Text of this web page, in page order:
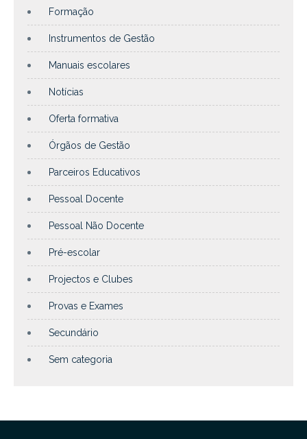
Formação
Instrumentos de Gestão
Manuais escolares
Notícias
Oferta formativa
Órgãos de Gestão
Parceiros Educativos
Pessoal Docente
Pessoal Não Docente
Pré-escolar
Projectos e Clubes
Provas e Exames
Secundário
Sem categoria